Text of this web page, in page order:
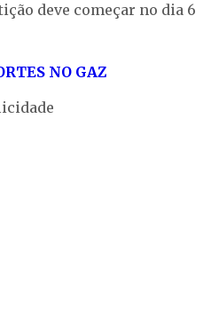
deve começar no dia 6
NO GAZ